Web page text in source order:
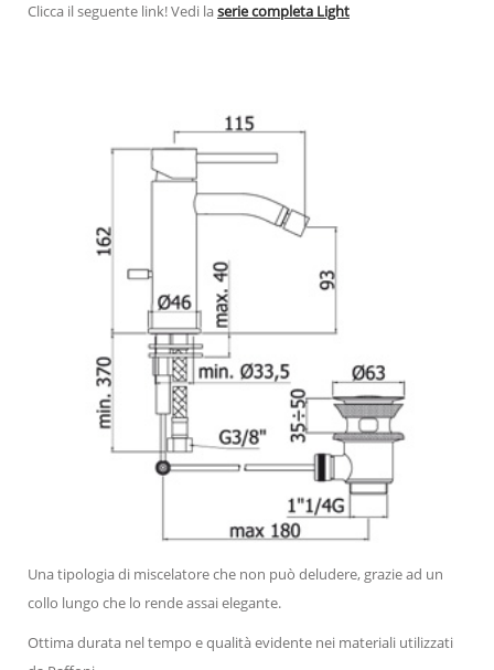
Clicca il seguente link! Vedi laserie completa Light
Una tipologia di miscelatore che non può deludere, grazie ad un
collo lungo che lo rende assai elegante.
Ottima durata nel tempo e qualità evidente nei materiali utilizzati